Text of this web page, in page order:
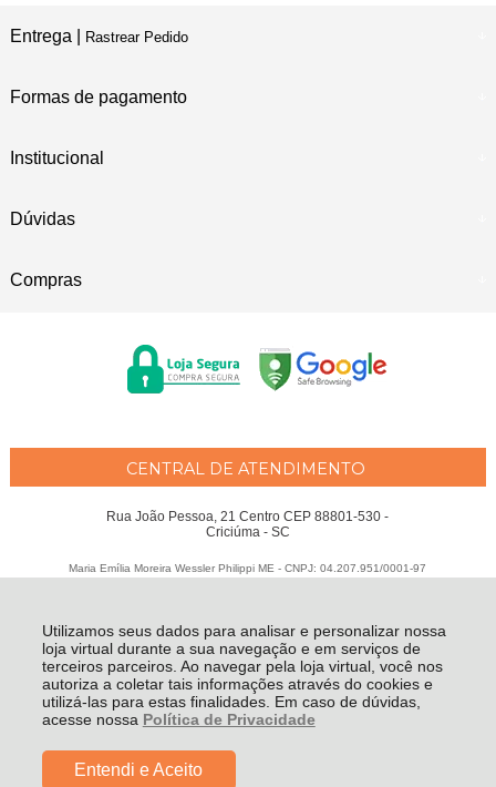
Utilizamos seus dados para analisar e personalizar nossa
loja virtual durante a sua navegação e em serviços de
terceiros parceiros. Ao navegar pela loja virtual, você nos
autoriza a coletar tais informações através do cookies e
utilizá-las para estas finalidades. Em caso de dúvidas,
acesse nossa Política de Privacidade
Entendi e Aceito
Entrega | Rastrear Pedido
Formas de pagamento
Institucional
Dúvidas
Compras
CENTRAL DE ATENDIMENTO
Rua João Pessoa, 21 Centro CEP 88801-530 -
Criciúma - SC
Maria Emília Moreira Wessler Philippi ME - CNPJ: 04.207.951/0001-97